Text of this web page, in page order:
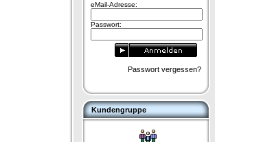
eMail-Adresse:
Passwort:
Passwort vergessen?
Kundengruppe